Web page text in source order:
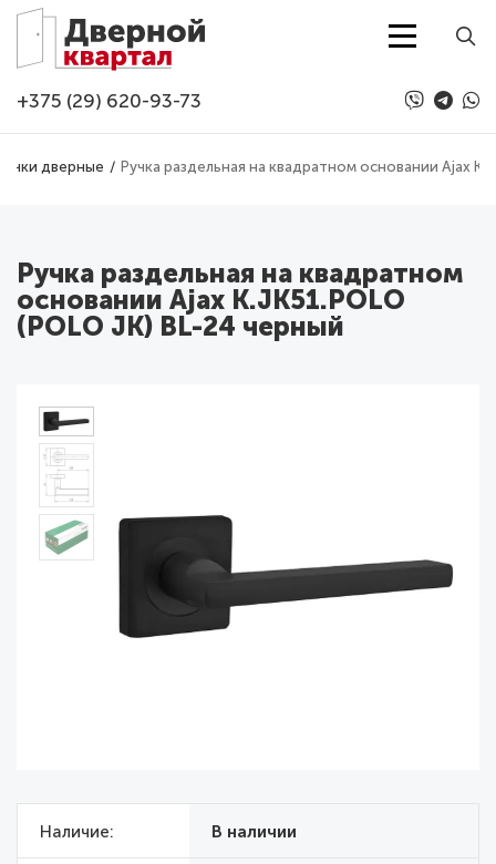
Перейти к основному содержанию
+375 (29) 620-93-73
дверные Ручка раздельная на квадратном основании Ajax
Ручка раздельная на квадратном
основании Ajax K.JK51.POLO
(POLO JK) BL-24 черный
Наличие В наличии